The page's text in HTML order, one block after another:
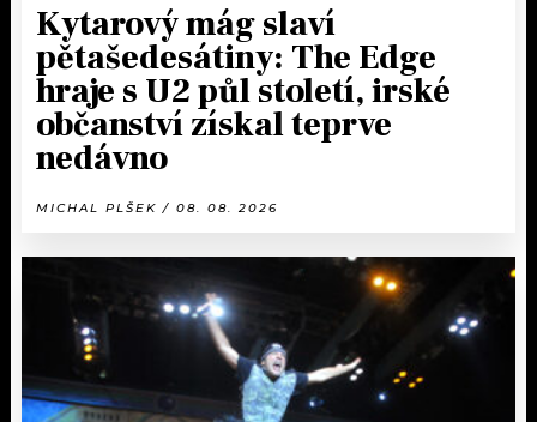
Kytarový mág slaví
pětašedesátiny: The Edge
hraje s U2 půl století, irské
občanství získal teprve
nedávno
MICHAL PLŠEK / 08. 08. 2026